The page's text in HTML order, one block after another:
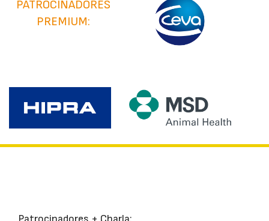
PATROCINADORES
PREMIUM: